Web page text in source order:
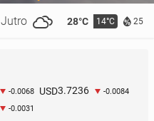
Jutro 28°C 14°C 25
-0.0068 USD3.7236 -0.0084
-0.0031